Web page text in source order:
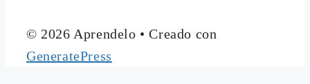
© 2026 Aprendelo • Creado con
GeneratePress